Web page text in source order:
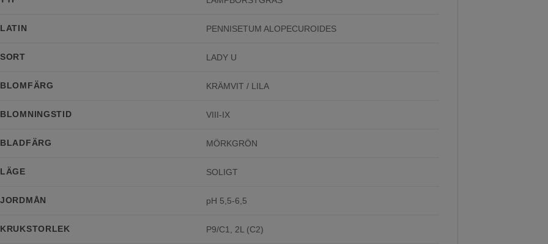
LATIN PENNISETUM ALOPECUROIDES
SORT LADY U
BLOMFÄRG KRÄMVIT / LILA
BLOMNINGSTID VIII-IX
BLADFÄRG MÖRKGRÖN
LÄGE SOLIGT
JORDMÅN pH 5,5-6,5
KRUKSTORLEK P9/C1, 2L (C2)